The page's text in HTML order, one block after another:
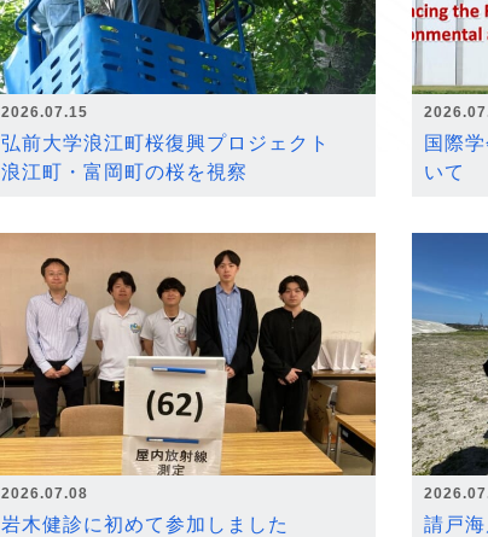
2026.07.15
弘前大学浪江町桜復興プロジェクト
浪江町・富岡町の桜を視察
国際
いて
2026.07.08
岩木健診に初めて参加しました
請戸